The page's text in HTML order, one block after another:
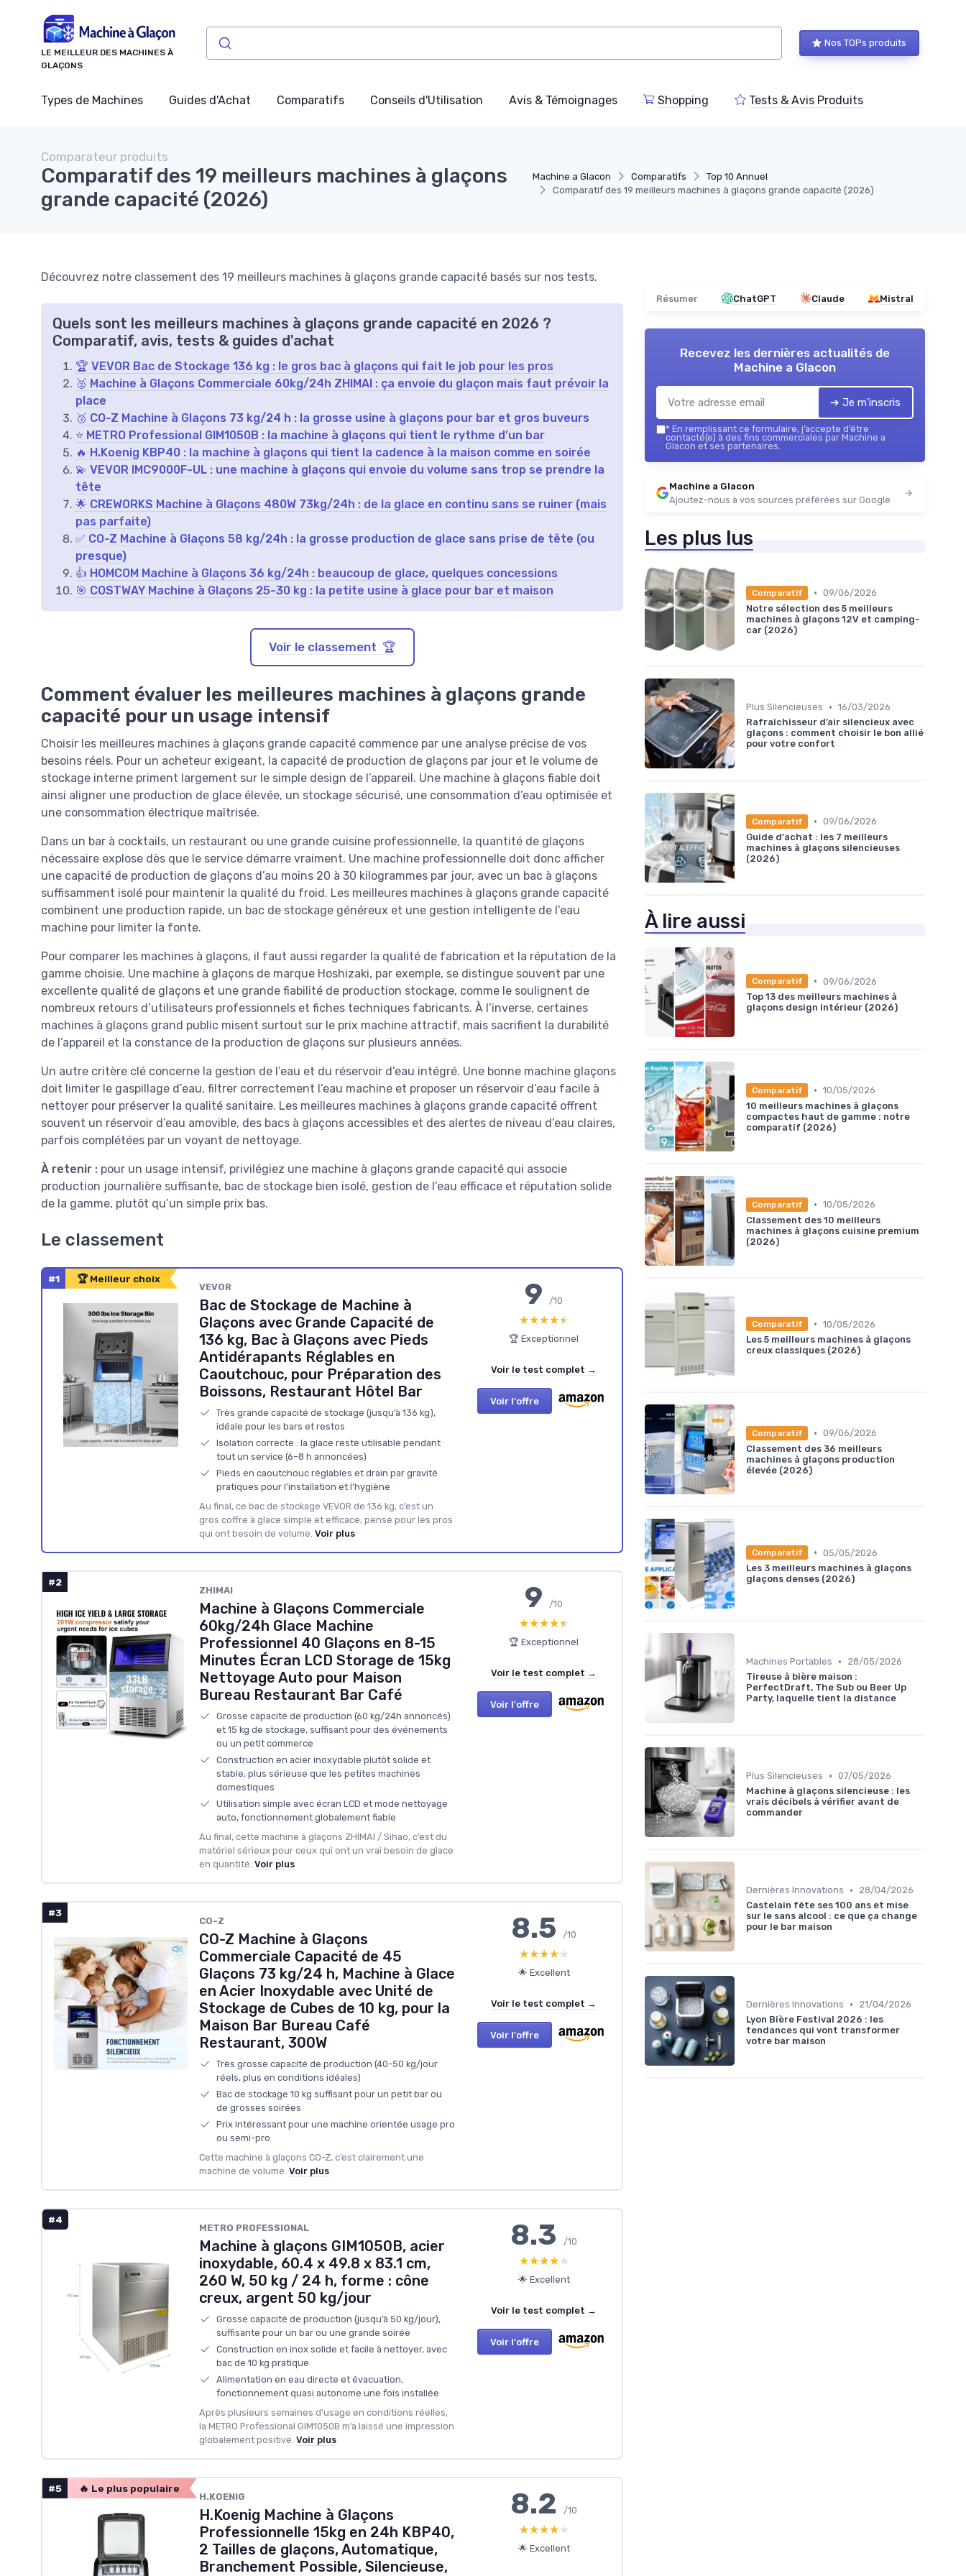
LE MEILLEUR DES MACHINES À
GLAÇONS
Nos TOPs produits
Types de Machines Guides d'Achat Comparatifs Conseils d'Utilisation Avis & Témoignages Shopping Tests & Avis Produits
Machine a Glacon Comparatifs
Top 10 Annuel
Comparatif des 19 meilleurs machines à glaçons grande capacité (2026)
Comparateur produits
Comparatif des 19 meilleurs machines à glaçons
grande capacité (2026)
Découvrez notre classement des 19 meilleurs machines à glaçons grande capacité basés sur nos tests.
Quels sont les meilleurs machines à glaçons grande capacité en 2026 ?
Comparatif, avis, tests & guides d'achat
🏆 VEVOR Bac de Stockage 136 kg : le gros bac à glaçons qui fait le job pour les pros
🥈 Machine à Glaçons Commerciale 60kg/24h ZHIMAI : ça envoie du glaçon mais faut prévoir la
place
🥉 CO-Z Machine à Glaçons 73 kg/24 h : la grosse usine à glaçons pour bar et gros buveurs
⭐ METRO Professional GIM1050B : la machine à glaçons qui tient le rythme d’un bar
🔥 H.Koenig KBP40 : la machine à glaçons qui tient la cadence à la maison comme en soirée
💫 VEVOR IMC9000F-UL : une machine à glaçons qui envoie du volume sans trop se prendre la
tête
🌟 CREWORKS Machine à Glaçons 480W 73kg/24h : de la glace en continu sans se ruiner (mais
pas parfaite)
✅ CO-Z Machine à Glaçons 58 kg/24h : la grosse production de glace sans prise de tête (ou
presque)
👍 HOMCOM Machine à Glaçons 36 kg/24h : beaucoup de glace, quelques concessions
🎯 COSTWAY Machine à Glaçons 25-30 kg : la petite usine à glace pour bar et maison
Voir le classement 🏆
Comment évaluer les meilleures machines à glaçons grande
capacité pour un usage intensif
Choisir les meilleures machines à glaçons grande capacité commence par une analyse précise de vos
besoins réels. Pour un acheteur exigeant, la capacité de production de glaçons par jour et le volume de
stockage interne priment largement sur le simple design de l’appareil. Une machine à glaçons fiable doit
ainsi aligner une production de glace élevée, un stockage sécurisé, une consommation d’eau optimisée et
une consommation électrique maîtrisée.
Dans un bar à cocktails, un restaurant ou une grande cuisine professionnelle, la quantité de glaçons
nécessaire explose dès que le service démarre vraiment. Une machine professionnelle doit donc afficher
une capacité de production de glaçons d’au moins 20 à 30 kilogrammes par jour, avec un bac à glaçons
suffisamment isolé pour maintenir la qualité du froid. Les meilleures machines à glaçons grande capacité
combinent une production rapide, un bac de stockage généreux et une gestion intelligente de l’eau
machine pour limiter la fonte.
Pour comparer les machines à glaçons, il faut aussi regarder la qualité de fabrication et la réputation de la
gamme choisie. Une machine à glaçons de marque Hoshizaki, par exemple, se distingue souvent par une
excellente qualité de glaçons et une grande fiabilité de production stockage, comme le soulignent de
nombreux retours d’utilisateurs professionnels et fiches techniques fabricants. À l’inverse, certaines
machines à glaçons grand public misent surtout sur le prix machine attractif, mais sacrifient la durabilité
de l’appareil et la constance de la production de glaçons sur plusieurs années.
Un autre critère clé concerne la gestion de l’eau et du réservoir d’eau intégré. Une bonne machine glaçons
doit limiter le gaspillage d’eau, filtrer correctement l’eau machine et proposer un réservoir d’eau facile à
nettoyer pour préserver la qualité sanitaire. Les meilleures machines à glaçons grande capacité offrent
souvent un réservoir d’eau amovible, des bacs à glaçons accessibles et des alertes de niveau d’eau claires,
parfois complétées par un voyant de nettoyage.
À retenir : pour un usage intensif, privilégiez une machine à glaçons grande capacité qui associe
production journalière suffisante, bac de stockage bien isolé, gestion de l’eau efficace et réputation solide
de la gamme, plutôt qu’un simple prix bas.
Le classement
#1 🏆 Meilleur choix
VEVOR
Bac de Stockage de Machine à
Glaçons avec Grande Capacité de
136 kg, Bac à Glaçons avec Pieds
Antidérapants Réglables en
Caoutchouc, pour Préparation des
Boissons, Restaurant Hôtel Bar
Très grande capacité de stockage (jusqu’à 136 kg),
idéale pour les bars et restos
Isolation correcte : la glace reste utilisable pendant
tout un service (6–8 h annoncées)
Pieds en caoutchouc réglables et drain par gravité
pratiques pour l’installation et l’hygiène
Au final, ce bac de stockage VEVOR de 136 kg, c’est un
gros coffre à glace simple et efficace, pensé pour les pros
qui ont besoin de volume. Voir plus
9/10
★★★★★
★★★★★
🏆 Exceptionnel
Voir le test complet →
Voir l'offre
#2
ZHIMAI
Machine à Glaçons Commerciale
60kg/24h Glace Machine
Professionnel 40 Glaçons en 8-15
Minutes Écran LCD Storage de 15kg
Nettoyage Auto pour Maison
Bureau Restaurant Bar Café
Grosse capacité de production (60 kg/24h annoncés)
et 15 kg de stockage, suffisant pour des événements
ou un petit commerce
Construction en acier inoxydable plutôt solide et
stable, plus sérieuse que les petites machines
domestiques
Utilisation simple avec écran LCD et mode nettoyage
auto, fonctionnement globalement fiable
Au final, cette machine à glaçons ZHIMAI / Sihao, c’est du
matériel sérieux pour ceux qui ont un vrai besoin de glace
en quantité. Voir plus
9/10
★★★★★
★★★★★
🏆 Exceptionnel
Voir le test complet →
Voir l'offre
#3
CO-Z
CO-Z Machine à Glaçons
Commerciale Capacité de 45
Glaçons 73 kg/24 h, Machine à Glace
en Acier Inoxydable avec Unité de
Stockage de Cubes de 10 kg, pour la
Maison Bar Bureau Café
Restaurant, 300W
Très grosse capacité de production (40-50 kg/jour
réels, plus en conditions idéales)
Bac de stockage 10 kg suffisant pour un petit bar ou
de grosses soirées
Prix intéressant pour une machine orientée usage pro
ou semi-pro
Cette machine à glaçons CO-Z, c’est clairement une
machine de volume. Voir plus
8.5/10
★★★★★
★★★★★
🌟 Excellent
Voir le test complet →
Voir l'offre
#4
METRO PROFESSIONAL
Machine à glaçons GIM1050B, acier
inoxydable, 60.4 x 49.8 x 83.1 cm,
260 W, 50 kg / 24 h, forme : cône
creux, argent 50 kg/jour
Grosse capacité de production (jusqu’à 50 kg/jour),
suffisante pour un bar ou une grande soirée
Construction en inox solide et facile à nettoyer, avec
bac de 10 kg pratique
Alimentation en eau directe et évacuation,
fonctionnement quasi autonome une fois installée
Après plusieurs semaines d’usage en conditions réelles,
la METRO Professional GIM1050B m’a laissé une impression
globalement positive. Voir plus
8.3/10
★★★★★
★★★★★
🌟 Excellent
Voir le test complet →
Voir l'offre
#5 🔥 Le plus populaire
‎H.KOENIG
H.Koenig Machine à Glaçons
Professionnelle 15kg en 24h KBP40,
2 Tailles de glaçons, Automatique,
Branchement Possible, Silencieuse,
8.2/10
★★★★★
★★★★★
🌟 Excellent
Résumer ChatGPT Claude Mistral
Recevez les dernières actualités de
Machine a Glacon
➔ Je m'inscris
* En remplissant ce formulaire, j’accepte d’être
contacté(e) à des fins commerciales par Machine a
Glacon et ses partenaires.
Machine a Glacon
Ajoutez-nous à vos sources préférées sur Google
Les plus lus
Comparatif • 09/06/2026
Notre sélection des 5 meilleurs
machines à glaçons 12V et camping-
car (2026)
Plus Silencieuses • 16/03/2026
Rafraîchisseur d’air silencieux avec
glaçons : comment choisir le bon allié
pour votre confort
Comparatif • 09/06/2026
Guide d'achat : les 7 meilleurs
machines à glaçons silencieuses
(2026)
À lire aussi
Comparatif • 09/06/2026
Top 13 des meilleurs machines à
glaçons design intérieur (2026)
Comparatif • 10/05/2026
10 meilleurs machines à glaçons
compactes haut de gamme : notre
comparatif (2026)
Comparatif • 10/05/2026
Classement des 10 meilleurs
machines à glaçons cuisine premium
(2026)
Comparatif • 10/05/2026
Les 5 meilleurs machines à glaçons
creux classiques (2026)
Comparatif • 09/06/2026
Classement des 36 meilleurs
machines à glaçons production
élevée (2026)
Comparatif • 05/05/2026
Les 3 meilleurs machines à glaçons
glaçons denses (2026)
Machines Portables •
28/05/2026
Tireuse à bière maison :
PerfectDraft, The Sub ou Beer Up
Party, laquelle tient la distance
Plus Silencieuses • 07/05/2026
Machine à glaçons silencieuse : les
vrais décibels à vérifier avant de
commander
Dernières Innovations •
28/04/2026
Castelain fête ses 100 ans et mise
sur le sans alcool : ce que ça change
pour le bar maison
Dernières Innovations •
21/04/2026
Lyon Bière Festival 2026 : les
tendances qui vont transformer
votre bar maison